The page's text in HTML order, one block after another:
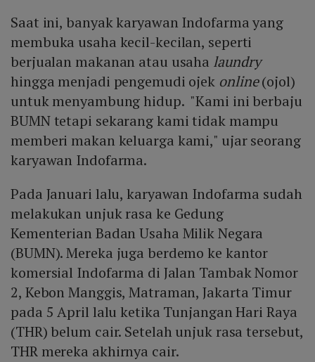
Saat ini, banyak karyawan Indofarma yang
membuka usaha kecil-kecilan, seperti
berjualan makanan atau usaha laundry
hingga menjadi pengemudi ojek online(ojol)
untuk menyambung hidup. "Kami ini berbaju
BUMN tetapi sekarang kami tidak mampu
memberi makan keluarga kami," ujar seorang
karyawan Indofarma.
Pada Januari lalu, karyawan Indofarma sudah
melakukan unjuk rasa ke Gedung
Kementerian Badan Usaha Milik Negara
(BUMN). Mereka juga berdemo ke kantor
komersial Indofarma di Jalan Tambak Nomor
2, Kebon Manggis, Matraman, Jakarta Timur
pada 5 April lalu ketika Tunjangan Hari Raya
(THR) belum cair. Setelah unjuk rasa tersebut,
THR mereka akhirnya cair.